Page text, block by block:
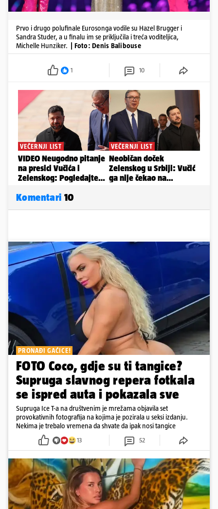
Prvo i drugo polufinale Eurosonga vodile su Hazel Brugger i
Sandra Studer, a u finalu im se priključila i treća voditeljica,
Michelle Hunziker.
| Foto: Denis Balibouse
1 10
Komentari 10
PRONAĐI GAĆICE!
FOTO Coco, gdje su ti tangice?
Supruga slavnog repera fotkala
se ispred auta i pokazala sve
Supruga Ice T-a na društvenim je mrežama objavila set
provokativnih fotografija na kojima je pozirala u seksi izdanju.
Nekima je trebalo vremena da shvate da ipak nosi tangice
13 52